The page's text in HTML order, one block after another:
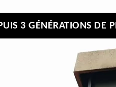
3 GÉNÉRATIONS DE